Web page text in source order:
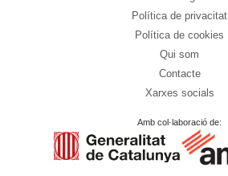
Política de privacitat
Política de cookies
Qui som
Contacte
Xarxes socials
Amb col·laboració de: